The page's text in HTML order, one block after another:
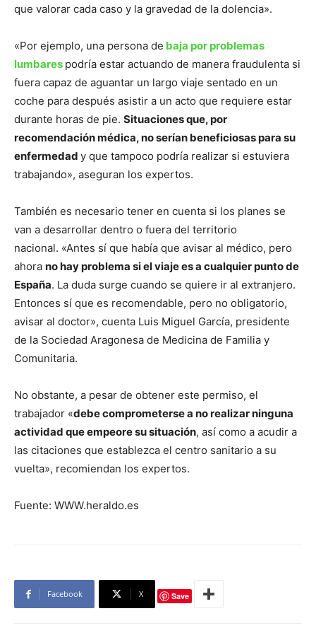
que valorar cada caso y la gravedad de la dolencia».
«Por ejemplo, una persona de baja por problemas
lumbares podría estar actuando de manera fraudulenta si
fuera capaz de aguantar un largo viaje sentado en un
coche para después asistir a un acto que requiere estar
durante horas de pie. Situaciones que, por
recomendación médica, no serían beneficiosas para su
enfermedad y que tampoco podría realizar si estuviera
trabajando», aseguran los expertos.
También es necesario tener en cuenta si los planes se
van a desarrollar dentro o fuera del territorio
nacional. «Antes sí que había que avisar al médico, pero
ahora no hay problema si el viaje es a cualquier punto de
España. La duda surge cuando se quiere ir al extranjero.
Entonces sí que es recomendable, pero no obligatorio,
avisar al doctor», cuenta Luis Miguel García, presidente
de la Sociedad Aragonesa de Medicina de Familia y
Comunitaria.
No obstante, a pesar de obtener este permiso, el
trabajador «debe comprometerse a no realizar ninguna
actividad que empeore su situación, así como a acudir a
las citaciones que establezca el centro sanitario a su
vuelta», recomiendan los expertos.
Fuente: WWW.heraldo.es
Facebook X Save